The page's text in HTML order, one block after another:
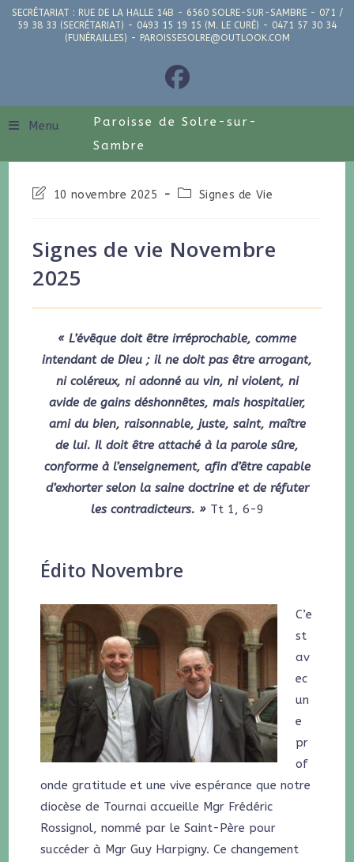
SECRÉTARIAT : RUE DE LA HALLE 14B - 6560 SOLRE-SUR-SAMBRE - 071 /
59 38 33 (SECRÉTARIAT) - 0493 15 19 15 (M. LE CURÉ) - 0471 57 30 34
(FUNÉRAILLES) - PAROISSESOLRE@OUTLOOK.COM
Menu
Paroisse de Solre-sur-
Sambre
10 novembre 2025 Signes de Vie
Signes de vie Novembre
2025
« L’évêque doit être irréprochable, comme
intendant de Dieu ; il ne doit pas être arrogant,
ni coléreux, ni adonné au vin, ni violent, ni
avide de gains déshonnêtes, mais hospitalier,
ami du bien, raisonnable, juste, saint, maître
de lui. Il doit être attaché à la parole sûre,
conforme à l’enseignement, afin d’être capable
d’exhorter selon la saine doctrine et de réfuter
les contradicteurs. »Tt 1, 6-9
Édito Novembre
C’e
st
av
ec
un
e
pr
of
onde gratitude et une vive espérance que notre
diocèse de Tournai accueille Mgr Frédéric
Rossignol, nommé par le Saint-Père pour
succéder à Mgr Guy Harpigny. Ce changement